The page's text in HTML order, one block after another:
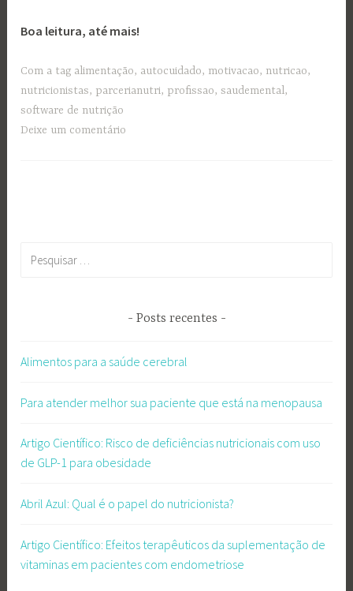
Boa leitura, até mais!
Com a tag alimentação, autocuidado, motivacao, nutricao,
nutricionistas, parcerianutri, profissao,saudemental,
software de nutrição
Deixe um comentário
Posts recentes
Alimentos para a saúde cerebral
Para atender melhor sua paciente que está na menopausa
Artigo Científico: Risco de deficiências nutricionais com uso
de GLP-1 para obesidade
Abril Azul: Qual é o papel do nutricionista?
Artigo Científico: Efeitos terapêuticos da suplementação de
vitaminas em pacientes com endometriose